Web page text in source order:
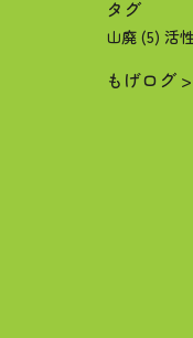
タグ
山廃 (5) 活
もげログ >